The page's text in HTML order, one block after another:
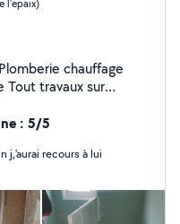
l'epaix)
: 5/5
si j'ai besoin j,'aurai recours à lui